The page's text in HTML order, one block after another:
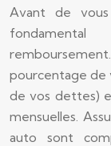
Avant de
pourcentage de
de vos dettes)
mensuelles.
auto sont